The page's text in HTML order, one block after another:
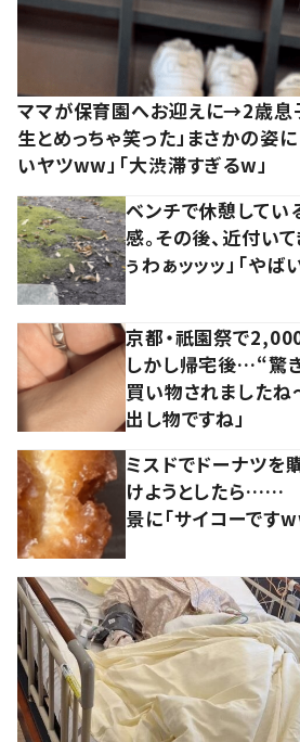
ママが保育園へお迎えに→2歳
生とめっちゃ笑った」まさかの姿
いヤツww」「大渋滞すぎるw」
ベンチで休憩して
感。その後、近付い
ぅわぁッッッ」「やば
京都・祇園祭で
しかし帰宅後…“驚
買い物されましたね
出し物ですね」
ミスドでドーナツを
けようとしたら……
景に「サイコーです